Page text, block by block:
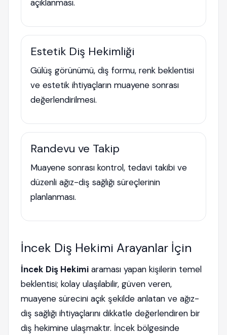
açıklanması.
Estetik Diş Hekimliği
Gülüş görünümü, diş formu, renk beklentisi
ve estetik ihtiyaçların muayene sonrası
değerlendirilmesi.
Randevu ve Takip
Muayene sonrası kontrol, tedavi takibi ve
düzenli ağız-diş sağlığı süreçlerinin
planlanması.
İncek Diş Hekimi Arayanlar İçin
İncek Diş Hekimi araması yapan kişilerin temel
beklentisi; kolay ulaşılabilir, güven veren,
muayene sürecini açık şekilde anlatan ve ağız-
diş sağlığı ihtiyaçlarını dikkatle değerlendiren bir
diş hekimine ulaşmaktır. İncek bölgesinde